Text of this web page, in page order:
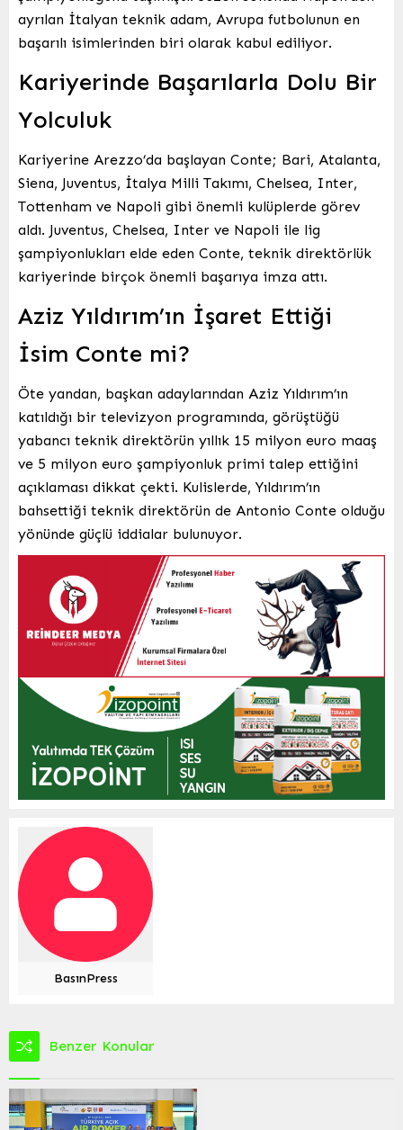
ayrılan İtalyan teknik adam, Avrupa futbolunun en
başarılı isimlerinden biri olarak kabul ediliyor.
Kariyerinde Başarılarla Dolu Bir
Yolculuk
Kariyerine Arezzo’da başlayan Conte; Bari, Atalanta,
Siena, Juventus, İtalya Milli Takımı, Chelsea, Inter,
Tottenham ve Napoli gibi önemli kulüplerde görev
aldı. Juventus, Chelsea, Inter ve Napoli ile lig
şampiyonlukları elde eden Conte, teknik direktörlük
kariyerinde birçok önemli başarıya imza attı.
Aziz Yıldırım’ın İşaret Ettiği
İsim Conte mi?
Öte yandan, başkan adaylarından Aziz Yıldırım’ın
katıldığı bir televizyon programında, görüştüğü
yabancı teknik direktörün yıllık 15 milyon euro maaş
ve 5 milyon euro şampiyonluk primi talep ettiğini
açıklaması dikkat çekti. Kulislerde, Yıldırım’ın
bahsettiği teknik direktörün de Antonio Conte olduğu
yönünde güçlü iddialar bulunuyor.
BasınPress
Benzer Konular